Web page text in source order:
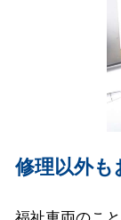
修理以外も